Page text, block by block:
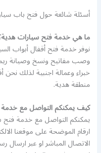
أسئلة شائعة حول فتح باب
ما هي خدمة فتح سيارات
نوفر خدمة فتح أقفال أبواب
وصب مفاتيح ونسخ وصيانة
خبراء وعمالة اجنبية لذلك
منطقة هدية.
كيف يمكنكم التواصل مع
يمكنكم التواصل مع خدمة
الاتصال المباشر او عبر